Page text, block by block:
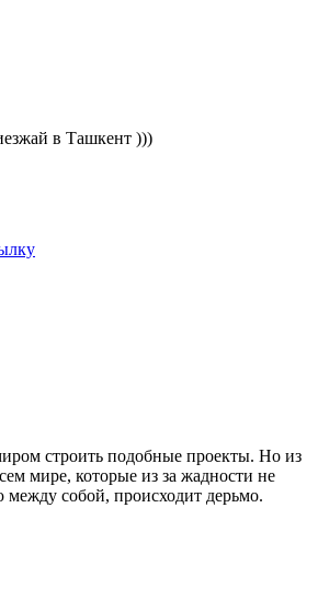
в Ташкент )))
строить подобные проекты. Но из
мире, которые из за жадности не
между собой, происходит дерьмо.